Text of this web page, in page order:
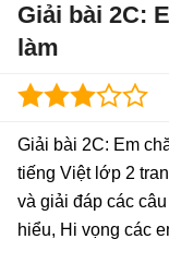
Giải bài 2C:
làm
Giải bài 2C: Em
tiếng Việt lớp 2
và giải đáp các
hiểu, Hi vọng các